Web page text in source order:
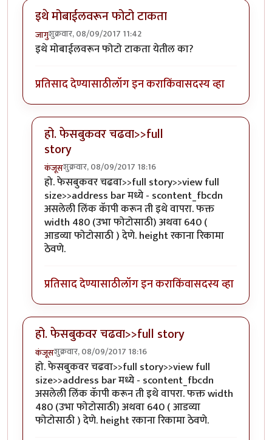
इथे मोबाईलवरून फोटो टाकता
जागुशुक्रवार, 08/09/2017 11:42
इथे मोबाईलवरून फोटो टाकता येतील का?
प्रतिसाद देण्यासाठीलॉग इन कराकिंवासदस्य व्हा
हो. फेसबुकवर चढवा>>full
story
कंजूसशुक्रवार, 08/09/2017 18:16
In reply toइथे मोबाईलवरून फोटो टाकताby
हो. फेसबुकवर चढवा>>full story>>view full
size>>address bar मध्ये - scontent_fbcdn
असलेली लिंक कॅापी करून ती इथे वापरा. फक्त
width 480 (उभा फोटोसाठी) अथवा 640 (
आडव्या फोटोसाठी ) देणे. height रकाना रिकामा
ठेवणे.
प्रतिसाद देण्यासाठीलॉग इन कराकिंवासदस्य व्हा
हो. फेसबुकवर चढवा>>full story
कंजूसशुक्रवार, 08/09/2017 18:16
हो. फेसबुकवर चढवा>>full story>>view full
size>>address bar मध्ये - scontent_fbcdn
असलेली लिंक कॅापी करून ती इथे वापरा. फक्त width
480 (उभा फोटोसाठी) अथवा 640 ( आडव्या
फोटोसाठी ) देणे. height रकाना रिकामा ठेवणे.